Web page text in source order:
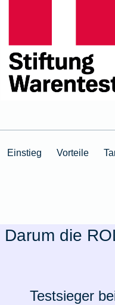
Einstieg Vorteile
Darum die
Testsieger